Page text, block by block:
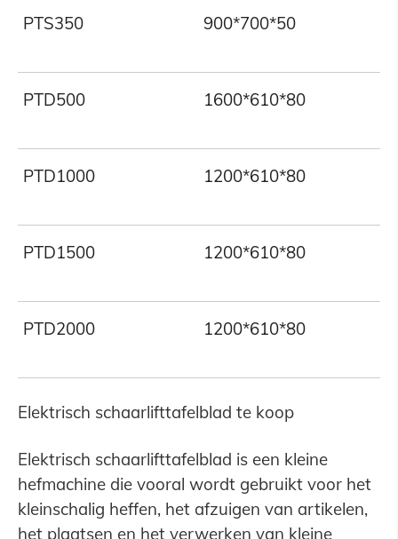
PTS350 900*700*50
PTD500 1600*610*80
PTD1000 1200*610*80
PTD1500 1200*610*80
PTD2000 1200*610*80
Elektrisch schaarlifttafelblad te koop
Elektrisch schaarlifttafelblad is een kleine
hefmachine die vooral wordt gebruikt voor het
kleinschalig heffen, het afzuigen van artikelen,
het plaatsen en het verwerken van kleine